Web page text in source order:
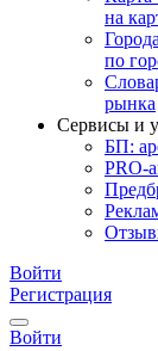
на
по
рынка
Сервисы и
БП:
PRO-
Войти
Регистрация
Войти